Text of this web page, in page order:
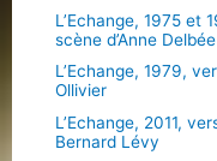
L’Echange, 1975 et
scène d’Anne Delbée
L’Echange, 1979,
Ollivier
L’Echange, 2011,
Bernard Lévy